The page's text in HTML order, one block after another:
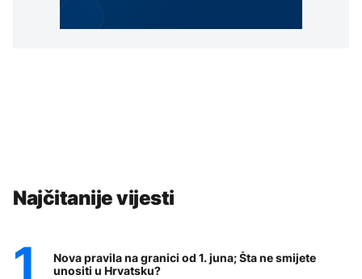
Najčitanije vijesti
Nova pravila na granici od 1. juna; Šta ne smijete
unositi u Hrvatsku?